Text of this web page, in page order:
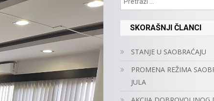
SKORAŠNJI ČLANCI
STANJE U SAOBRAĆAJU
PROMENA REŽIMA
JULA